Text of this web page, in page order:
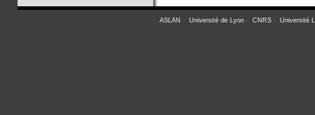
ASLAN - Université de Lyon- CNRS- Université